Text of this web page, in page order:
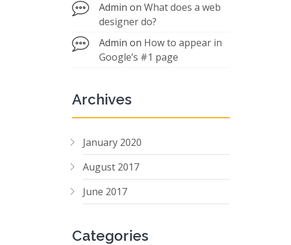
Admin onWhat does a web
designer do?
Admin on How to appear in
Google’s #1 page
Archives
January 2020
August 2017
June 2017
Categories